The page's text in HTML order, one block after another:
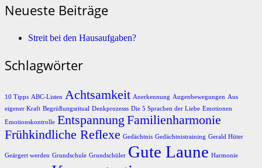
Neueste Beiträge
Streit bei den Hausaufgaben?
Schlagwörter
10 Tipps ABC-Listen Achtsamkeit Anerkennung Augenbewegungen Aus
eigener Kraft Begrüßungsritual Denkprozesss Die 5 Sprachen der Liebe Emotionen
Emotionskontrolle Entspannung Familienharmonie
Frühkindliche Reflexe Gedächtnis Gedächtnistraining Gerald Hüter
Geärgert werden Grundschule Grundschüler Gute Laune Harmonie